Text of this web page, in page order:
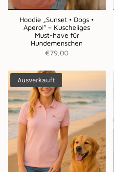
Hoodie „Sunset • Dogs •
Aperol“ – Kuscheliges
Must-have für
Hundemenschen
€79,00
Ausverkauft